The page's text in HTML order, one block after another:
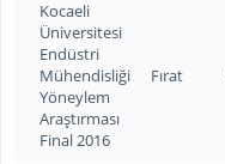
Kocaeli
Üniversitesi
Endüstri
Mühendisliği
Yöneylem
Araştırması
Final 2016
Fırat